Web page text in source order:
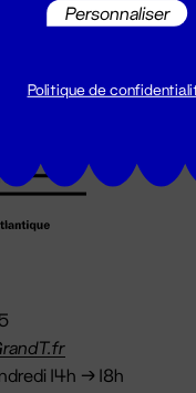
14h → 18h
Personnaliser
Politique de